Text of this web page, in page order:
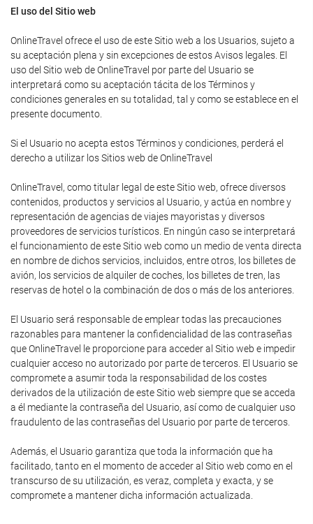
El uso del Sitio web
OnlineTravel ofrece el uso de este Sitio web a los Usuarios, sujeto a
su aceptación plena y sin excepciones de estos Avisos legales. El
uso del Sitio web de OnlineTravel por parte del Usuario se
interpretará como su aceptación tácita de los Términos y
condiciones generales en su totalidad, tal y como se establece en el
presente documento.
Si el Usuario no acepta estos Términos y condiciones, perderá el
derecho a utilizar los Sitios web de OnlineTravel
OnlineTravel, como titular legal de este Sitio web, ofrece diversos
contenidos, productos y servicios al Usuario, y actúa en nombre y
representación de agencias de viajes mayoristas y diversos
proveedores de servicios turísticos. En ningún caso se interpretará
el funcionamiento de este Sitio web como un medio de venta directa
en nombre de dichos servicios, incluidos, entre otros, los billetes de
avión, los servicios de alquiler de coches, los billetes de tren, las
reservas de hotel o la combinación de dos o más de los anteriores.
El Usuario será responsable de emplear todas las precauciones
razonables para mantener la confidencialidad de las contraseñas
que OnlineTravel le proporcione para acceder al Sitio web e impedir
cualquier acceso no autorizado por parte de terceros. El Usuario se
compromete a asumir toda la responsabilidad de los costes
derivados de la utilización de este Sitio web siempre que se acceda
a él mediante la contraseña del Usuario, así como de cualquier uso
fraudulento de las contraseñas del Usuario por parte de terceros.
Además, el Usuario garantiza que toda la información que ha
facilitado, tanto en el momento de acceder al Sitio web como en el
transcurso de su utilización, es veraz, completa y exacta, y se
compromete a mantener dicha información actualizada.